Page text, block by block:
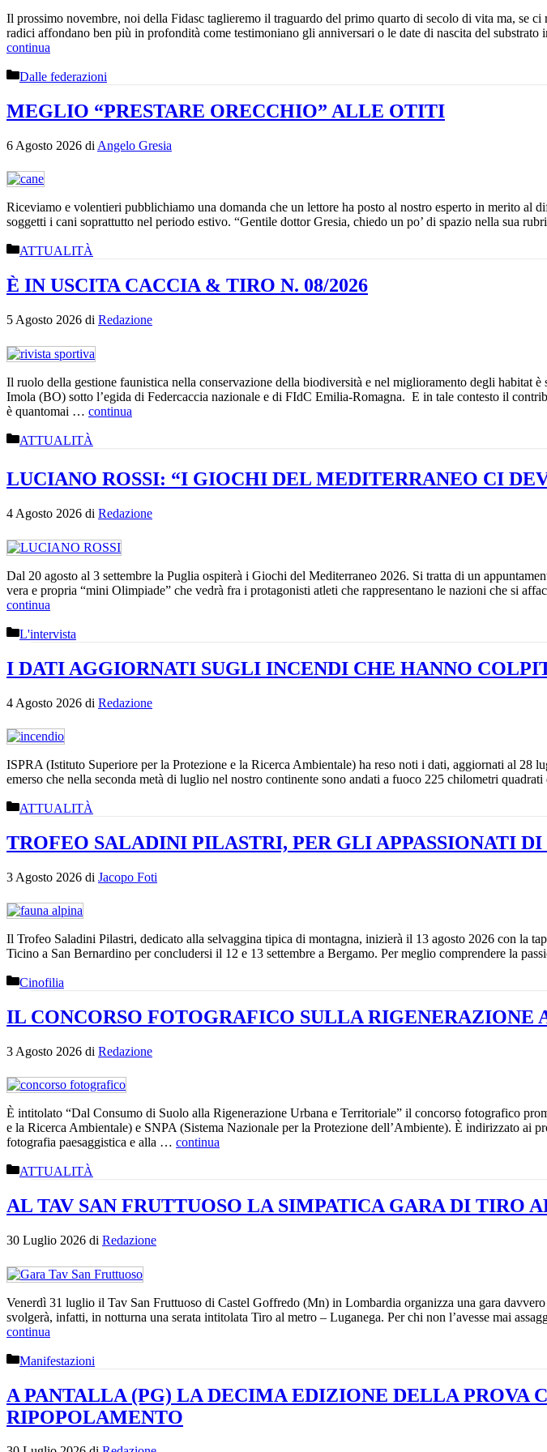
Il prossimo novembre, noi della Fidasc taglieremo il traguardo del primo quarto di secolo di vita ma, se
radici affondano ben più in profondità come testimoniano gli anniversari o le date di nascita del
continua
Categorie
Dalle federazioni
MEGLIO “PRESTARE ORECCHIO” ALLE OTITI
6 Agosto 2026 di Angelo Gresia
Riceviamo e volentieri pubblichiamo una domanda che un lettore ha posto al nostro esperto in merito al
soggetti i cani soprattutto nel periodo estivo. “Gentile dottor Gresia, chiedo un po’ di spazio nella sua
Categorie
ATTUALITÀ
È IN USCITA CACCIA & TIRO N. 08/2026
5 Agosto 2026 di Redazione
Il ruolo della gestione faunistica nella conservazione della biodiversità e nel miglioramento degli habitat
Imola (BO) sotto l’egida di Federcaccia nazionale e di FIdC Emilia-Romagna. E in tale contesto il
è quantomai … continua
Categorie
ATTUALITÀ
LUCIANO ROSSI: “I GIOCHI DEL MEDITERRANEO CI
4 Agosto 2026 di Redazione
Dal 20 agosto al 3 settembre la Puglia ospiterà i Giochi del Mediterraneo 2026. Si tratta di un
vera e propria “mini Olimpiade” che vedrà fra i protagonisti atleti che rappresentano le nazioni che si
continua
Categorie
L'intervista
I DATI AGGIORNATI SUGLI INCENDI CHE HANNO
4 Agosto 2026 di Redazione
ISPRA (Istituto Superiore per la Protezione e la Ricerca Ambientale) ha reso noti i dati, aggiornati al 28
emerso che nella seconda metà di luglio nel nostro continente sono andati a fuoco 225 chilometri
Categorie
ATTUALITÀ
TROFEO SALADINI PILASTRI, PER GLI APPASSIONATI
3 Agosto 2026 di Jacopo Foti
Il Trofeo Saladini Pilastri, dedicato alla selvaggina tipica di montagna, inizierà il 13 agosto 2026 con la
Ticino a San Bernardino per concludersi il 12 e 13 settembre a Bergamo. Per meglio comprendere la
Categorie
Cinofilia
IL CONCORSO FOTOGRAFICO SULLA RIGENERAZIONE
3 Agosto 2026 di Redazione
È intitolato “Dal Consumo di Suolo alla Rigenerazione Urbana e Territoriale” il concorso fotografico
e la Ricerca Ambientale) e SNPA (Sistema Nazionale per la Protezione dell’Ambiente). È indirizzato ai
fotografia paesaggistica e alla … continua
Categorie
ATTUALITÀ
AL TAV SAN FRUTTUOSO LA SIMPATICA GARA DI TIRO
30 Luglio 2026 di Redazione
Venerdì 31 luglio il Tav San Fruttuoso di Castel Goffredo (Mn) in Lombardia organizza una gara davvero
svolgerà, infatti, in notturna una serata intitolata Tiro al metro – Luganega. Per chi non l’avesse mai
continua
Categorie
Manifestazioni
A PANTALLA (PG) LA DECIMA EDIZIONE DELLA PROVA
RIPOPOLAMENTO